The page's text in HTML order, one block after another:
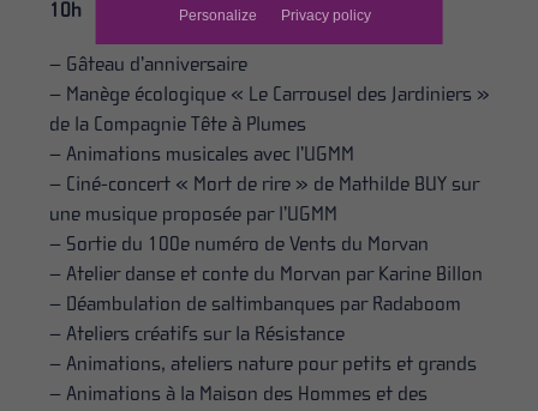
10h
– Gâteau d’anniversaire
– Manège écologique « Le Carrousel des Jardiniers »
de la Compagnie Tête à Plumes
– Animations musicales avec l’UGMM
– Ciné-concert « Mort de rire » de Mathilde BUY sur
une musique proposée par l’UGMM
– Sortie du 100e numéro de Vents du Morvan
– Atelier danse et conte du Morvan par Karine Billon
– Déambulation de saltimbanques par Radaboom
– Ateliers créatifs sur la Résistance
– Animations, ateliers nature pour petits et grands
– Animations à la Maison des Hommes et des
Personalize Privacy policy